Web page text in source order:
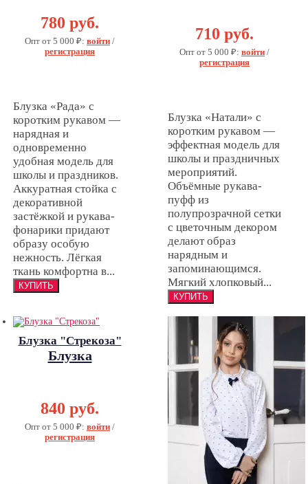
780 руб.
Опт от 5 000 ₽: войти /
регистрация
Блузка «Рада» с
коротким рукавом —
нарядная и
одновременно
удобная модель для
школы и праздников.
Аккуратная стойка с
декоративной
застёжкой и рукава-
фонарики придают
образу особую
нежность. Лёгкая
ткань комфортна в...
710 руб.
Опт от 5 000 ₽: войти /
регистрация
Блузка «Натали» с
коротким рукавом —
эффектная модель для
школы и праздничных
мероприятий.
Объёмные рукава-
пуфф из
полупрозрачной сетки
с цветочным декором
делают образ
нарядным и
запоминающимся.
Мягкий хлопковый...
Блузка "Стрекоза"
Блузка
840 руб.
Опт от 5 000 ₽: войти /
регистрация